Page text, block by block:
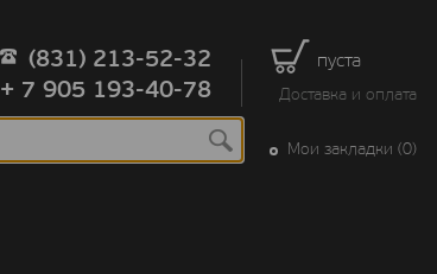
пуста
Доставка и оплата
(831) 213-52-32
+ 7 905 193-40-78
Мои закладки (0)